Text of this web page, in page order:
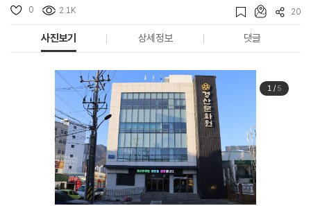
0 2.1K 20
사진보기 상세정보 댓글
1/ 5